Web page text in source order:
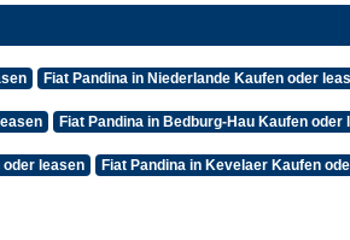
Fiat Pandina in Niederlande Kaufen oder
Fiat Pandina in Bedburg-Hau Kaufen oder
oder leasen Fiat Pandina in Kevelaer Kaufen